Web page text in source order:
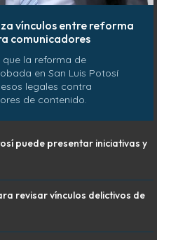
vínculos entre reforma
comunicadores
la reforma de
en San Luis Potosí
legales contra
de contenido.
puede presentar iniciativas y
revisar vínculos delictivos de